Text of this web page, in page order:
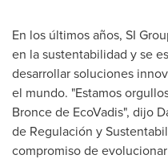
En los últimos años, SI
en la sustentabilidad y se
desarrollar soluciones
el mundo. "Estamos
Bronce de EcoVadis", dijo
de Regulación y
compromiso de